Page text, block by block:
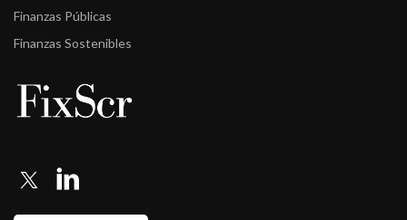
Finanzas Públicas
Finanzas Sostenibles